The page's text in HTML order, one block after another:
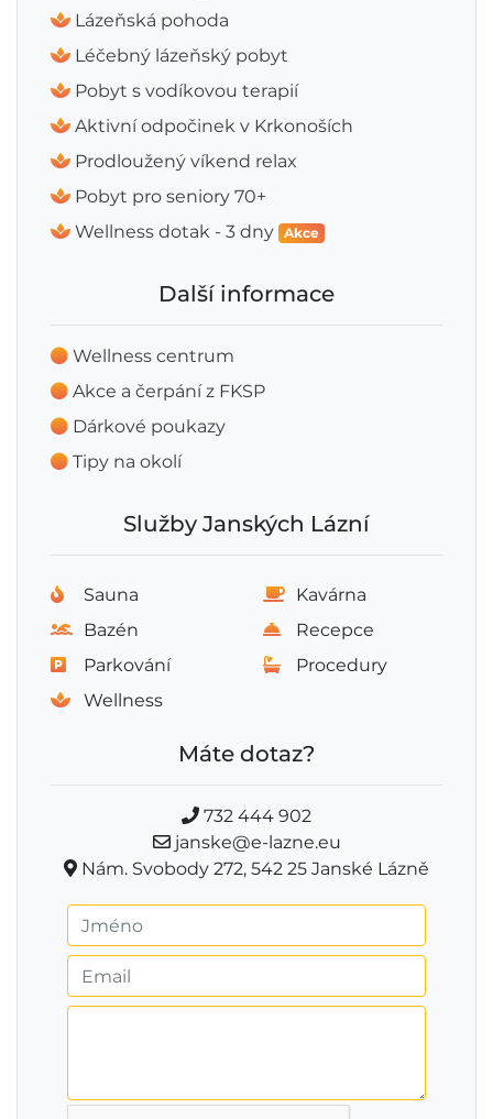
Lázeňská pohoda
Léčebný lázeňský pobyt
Pobyt s vodíkovou terapií
Aktivní odpočinek v Krkonoších
Prodloužený víkend relax
Pobyt pro seniory 70+
Wellness dotak - 3 dny Akce
Další informace
Wellness centrum
Akce a čerpání z FKSP
Dárkové poukazy
Tipy na okolí
Služby Janských Lázní
Sauna
Kavárna
Bazén
Recepce
Parkování
Procedury
Wellness
Máte dotaz?
732 444 902
janske@e-lazne.eu
Nám. Svobody 272, 542 25 Janské Lázně